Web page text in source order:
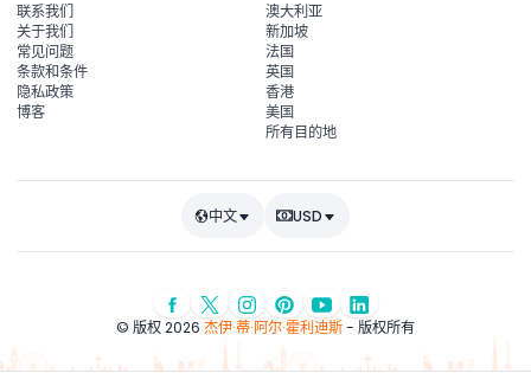
联系我们
关于我们
常见问题
条款和条件
隐私政策
博客
澳大利亚
新加坡
法国
英国
香港
美国
所有目的地
中文 USD
© 版权 2026 杰伊·蒂·阿尔·霍利迪斯- 版权所有